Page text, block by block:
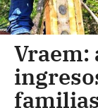
Vraem: